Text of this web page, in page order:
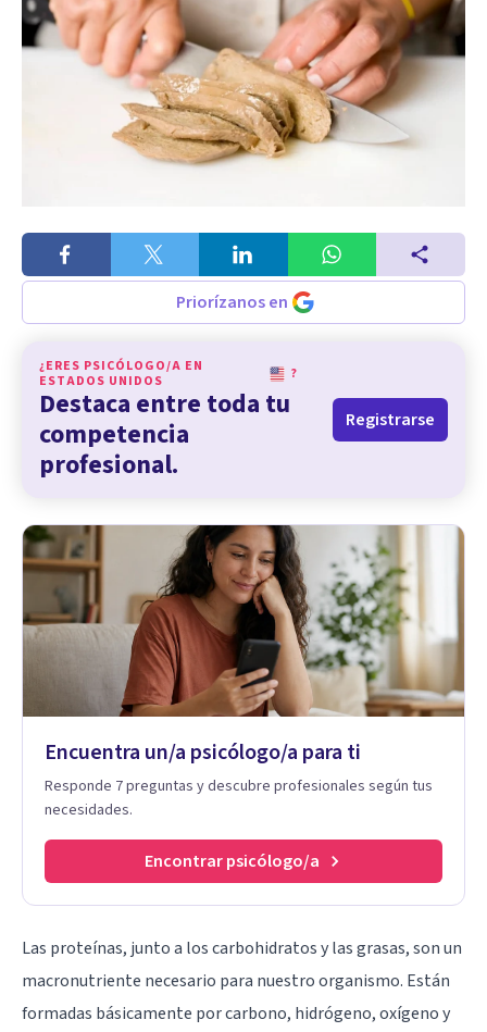
Priorízanos en
¿ERES PSICÓLOGO/A EN
ESTADOS UNIDOS
?
Destaca entre toda tu
competencia
profesional.
Registrarse
Encuentra un/a psicólogo/a para ti
Responde 7 preguntas y descubre profesionales según tus
necesidades.
Encontrar psicólogo/a
Las proteínas, junto a los carbohidratos y las grasas, son un
macronutriente necesario para nuestro organismo. Están
formadas básicamente por carbono, hidrógeno, oxígeno y